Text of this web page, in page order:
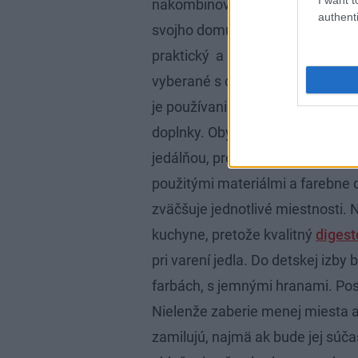
nakombinovať materiály a
svojho domu kúpite by mal byť
praktický a mal by byť
vyberané s ohľadom nato, pre
je používanie minimálneho
doplnky. Obývacie izby sa dnes
jedálňou, preto by mali
použitými materiálmi a farebne
zväčšuje jednotlivé miestnosti.
kuchyne, pretože kvalitný
pri varení jedla. Do detskej izby
farbách, s jemnými hranami.
Nielenže zaberie menej miesta
zamilujú, najmä ak bude jej